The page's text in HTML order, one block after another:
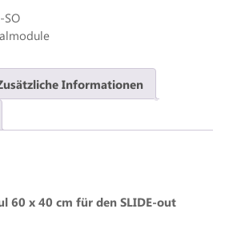
SO
Informationen
60 x 40 cm für den SLIDE-out